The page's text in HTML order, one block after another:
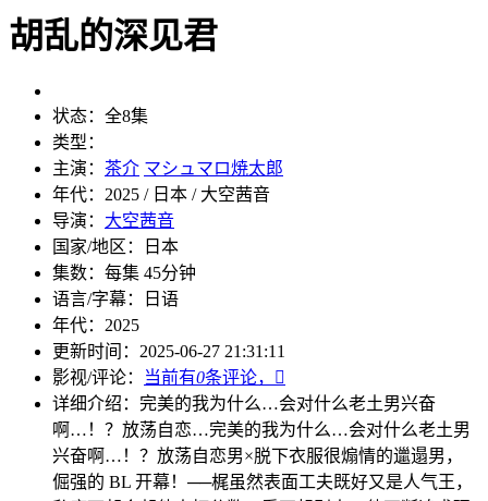
胡乱的深见君
状态： 全8集
类型：
主演： 茶介 マシュマロ焼太郎
年代： 2025 / 日本 / 大空茜音
导演： 大空茜音
国家/地区：
日本
集数： 每集 45分钟
语言/字幕：
日语
年代： 2025
更新时间： 2025-06-27 21:31:11
影视/评论：
当前有0条评论，

详细介绍： 完美的我为什么…会对什么老土男兴奋
啊…！？放荡自恋…完美的我为什么…会对什么老土男
兴奋啊…！？放荡自恋男×脱下衣服很煽情的邋遢男，
倔强的 BL 开幕！──梶虽然表面工夫既好又是人气王，